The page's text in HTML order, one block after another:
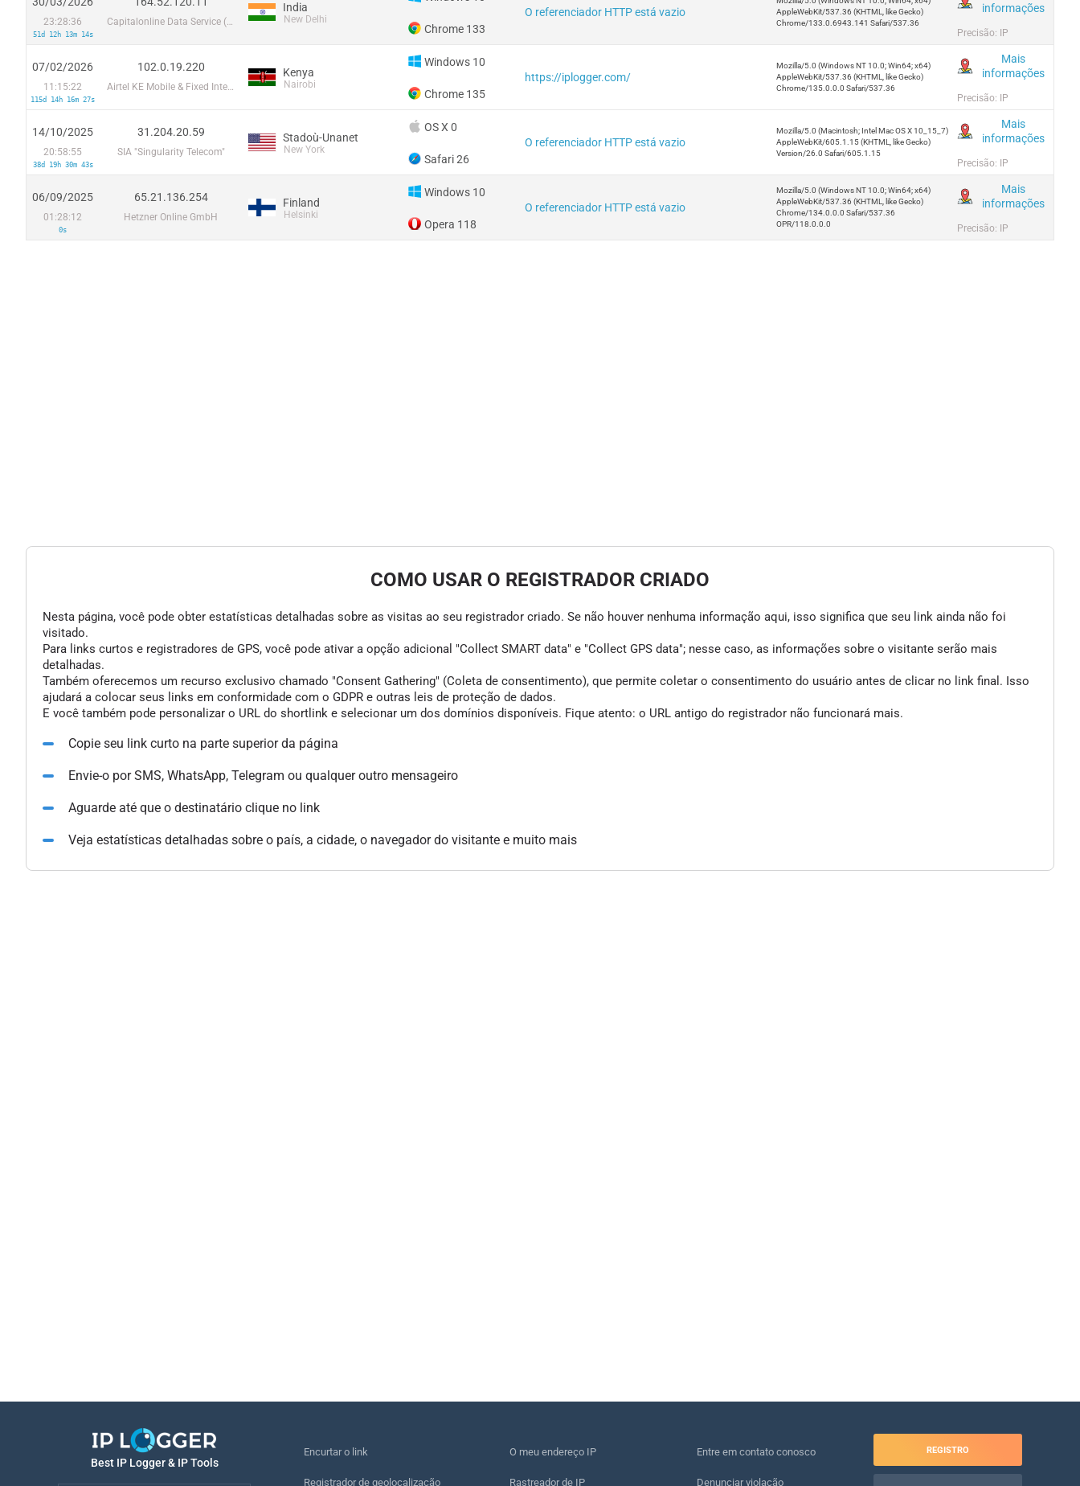
23:28:36
51d 12h 13m 14s
Capitalonline Data Service (HK) Co
India
New Delhi
Chrome 133
O referenciador HTTP está vazio
AppleWebKit/537.36 (KHTML, like Gecko)
Chrome/133.0.6943.141 Safari/537.36
informações
Precisão: IP
07/02/2026
11:15:22
115d 14h 16m 27s
102.0.19.220
Airtel KE Mobile & Fixed Internet
Kenya
Nairobi
Windows 10
Chrome 135
https://iplogger.com/
Mozilla/5.0 (Windows NT 10.0; Win64; x64)
AppleWebKit/537.36 (KHTML, like Gecko)
Chrome/135.0.0.0 Safari/537.36
Mais
informações
Precisão: IP
14/10/2025
20:58:55
38d 19h 30m 43s
31.204.20.59
SIA "Singularity Telecom"
Stadoù-Unanet
New York
OS X 0
Safari 26
O referenciador HTTP está vazio
Mozilla/5.0 (Macintosh; Intel Mac OS X 10_15_7)
AppleWebKit/605.1.15 (KHTML, like Gecko)
Version/26.0 Safari/605.1.15
Mais
informações
Precisão: IP
06/09/2025
01:28:12
0s
65.21.136.254
Hetzner Online GmbH
Finland
Helsinki
Windows 10
Opera 118
O referenciador HTTP está vazio
Mozilla/5.0 (Windows NT 10.0; Win64; x64)
AppleWebKit/537.36 (KHTML, like Gecko)
Chrome/134.0.0.0 Safari/537.36
OPR/118.0.0.0
Mais
informações
Precisão: IP
COMO USAR O REGISTRADOR CRIADO
Nesta página, você pode obter estatísticas detalhadas sobre as visitas ao seu registrador criado. Se não houver nenhuma informação aqui, isso significa que seu link ainda não foi
visitado.
Para links curtos e registradores de GPS, você pode ativar a opção adicional "Collect SMART data" e "Collect GPS data"; nesse caso, as informações sobre o visitante serão mais
detalhadas.
Também oferecemos um recurso exclusivo chamado "Consent Gathering" (Coleta de consentimento), que permite coletar o consentimento do usuário antes de clicar no link final. Isso
ajudará a colocar seus links em conformidade com o GDPR e outras leis de proteção de dados.
E você também pode personalizar o URL do shortlink e selecionar um dos domínios disponíveis. Fique atento: o URL antigo do registrador não funcionará mais.
Copie seu link curto na parte superior da página
Envie-o por SMS, WhatsApp, Telegram ou qualquer outro mensageiro
Aguarde até que o destinatário clique no link
Veja estatísticas detalhadas sobre o país, a cidade, o navegador do visitante e muito mais
Best IP Logger & IP Tools
Encurtar o link
Registrador de geolocalização
O meu endereço IP
Rastreador de IP
Entre em contato conosco
Denunciar violação
REGISTRO